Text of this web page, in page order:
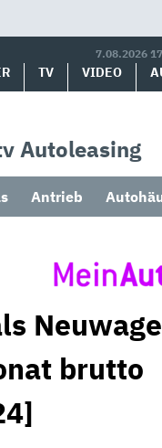
7.08.2026
TV VIDEO
Autoleasing
Antrieb
brutto